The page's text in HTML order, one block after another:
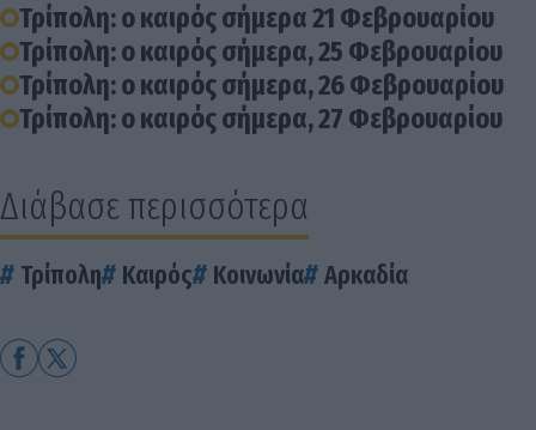
Τρίπολη: ο καιρός σήμερα 21 Φεβρουαρίου
Τρίπολη: ο καιρός σήμερα, 25 Φεβρουαρίου
Τρίπολη: ο καιρός σήμερα, 26 Φεβρουαρίου
Τρίπολη: ο καιρός σήμερα, 27 Φεβρουαρίου
Διάβασε περισσότερα
Τρίπολη Καιρός Κοινωνία Αρκαδία